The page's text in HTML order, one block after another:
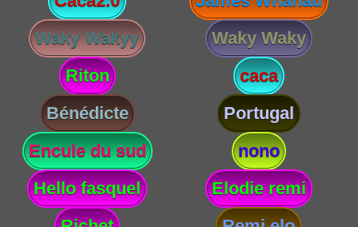
Waky Wakyy
Waky Waky
Riton
caca
Bénédicte
Portugal
Encule du sud
nono
Hello fasquel
Elodie remi